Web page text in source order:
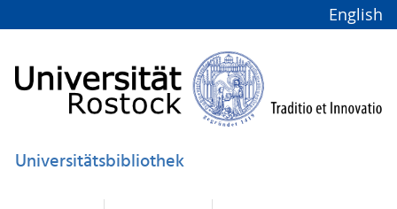
English
Universitätsbibliothek